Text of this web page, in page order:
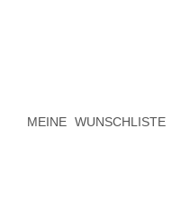
MEINE WUNSCHLISTE